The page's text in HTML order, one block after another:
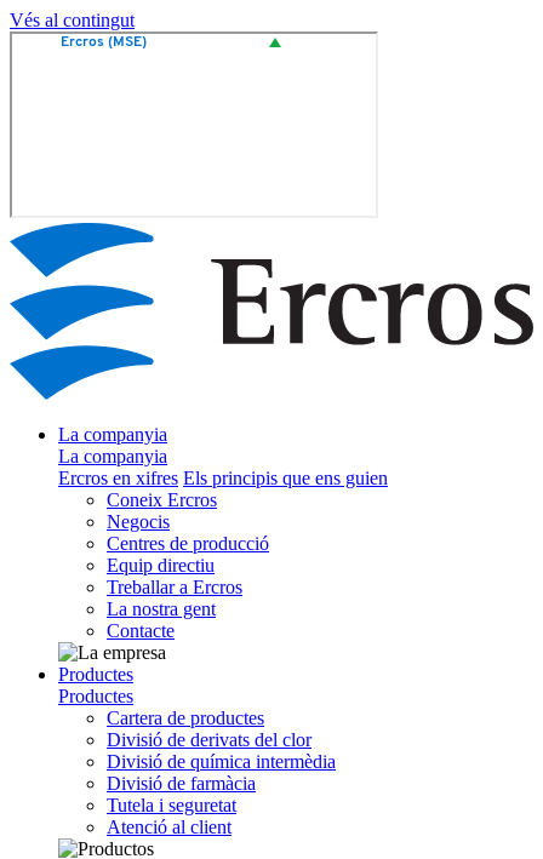
Vés al contingut
La companyia
La companyia
Ercros en xifres Els principis que ens guien
Coneix Ercros
Negocis
Centres de producció
Equip directiu
Treballar a Ercros
La nostra gent
Contacte
Productes
Productes
Cartera de productes
Divisió de derivats del clor
Divisió de química intermèdia
Divisió de farmàcia
Tutela i seguretat
Atenció al client